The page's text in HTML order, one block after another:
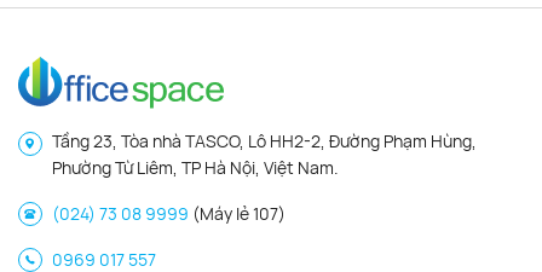
Tầng 23, Tòa nhà TASCO, Lô HH2-2, Đường Phạm Hùng,
Phường Từ Liêm, TP Hà Nội, Việt Nam.
(024) 73 08 9999 (Máy lẻ 107)
0969 017 557